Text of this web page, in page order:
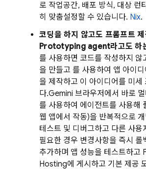
로 작업공간, 배포 방식, 대상 런
히 맞춤설정할 수 있습니다. Nix.
코딩을 하지 않고도 프롬프트
Prototyping agent라고도 하
를 사용하면 코드를 작성하지 않
을 만들고 를 사용하여 앱 아이
을 제작하고 이 아이디어를 미세
다.Gemini 브라우저에서 바로
를 사용하여 에이전트를 사용해
웹 앱에서 작동)을 반복적으로
테스트 및 디버그하고 다른 사용
필요한 경우 변경사항을 즉시 롤
추가하며 앱 성능을 테스트하고
Hosting에 게시하고 기본 제공